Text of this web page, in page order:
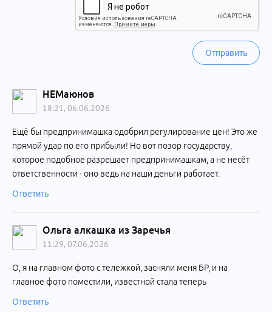
Отправить
НЕМаюнов
18:21, 06.06.2026
Ещё бы предпринимашка одобрил регулирование цен! Это же
прямой удар по его прибыли! Но вот позор государству,
которое подобное разрешает предпринимашкам, а не несёт
ответственности - оно ведь на наши деньги работает.
Ответить
Ольга алкашка из Заречья
11:29, 07.06.2026
О, я на главном фото с тележкой, засняли меня БР, и на
главное фото поместили, известной стала теперь
Ответить